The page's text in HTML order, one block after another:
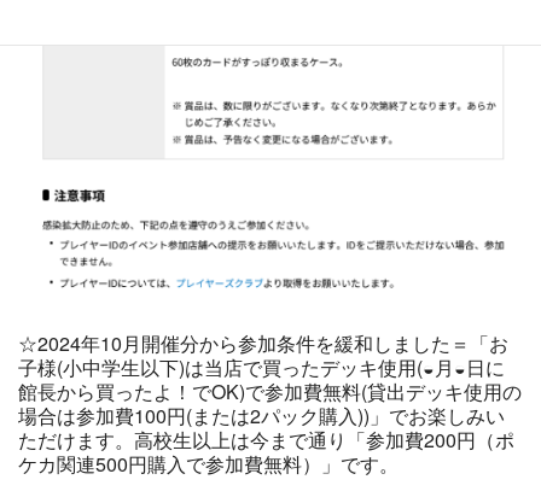
☆2024年10月開催分から参加条件を緩和しました＝「お
子様(小中学生以下)は当店で買ったデッキ使用(◒月◒日に
館長から買ったよ！でOK)で参加費無料(貸出デッキ使用の
場合は参加費100円(または2パック購入))」でお楽しみい
ただけます。高校生以上は今まで通り「参加費200円（ポ
ケカ関連500円購入で参加費無料）」です。